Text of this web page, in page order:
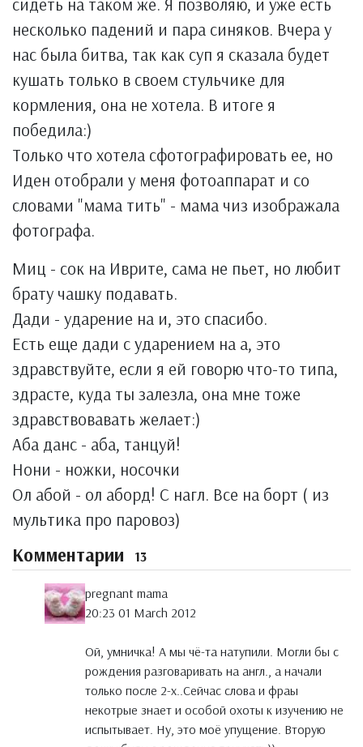
несколько падений и пара синяков. Вчера у
нас была битва, так как суп я сказала будет
кушать только в своем стульчике для
кормления, она не хотела. В итоге я
победила:)
Только что хотела сфотографировать ее, но
Иден отобрали у меня фотоаппарат и со
словами "мама тить" - мама чиз изображала
фотографа.
Миц - сок на Иврите, сама не пьет, но любит
брату чашку подавать.
Дади - ударение на и, это спасибо.
Есть еще дади с ударением на а, это
здравствуйте, если я ей говорю что-то типа,
здрасте, куда ты залезла, она мне тоже
здравствовавать желает:)
Аба данс - аба, танцуй!
Нони - ножки, носочки
Ол абой - ол аборд! С нагл. Все на борт ( из
мультика про паровоз)
Комментарии 13
pregnant mama
20:23 01 March 2012
Ой, умничка! А мы чё-та натупили. Могли бы с
рождения разговаривать на англ., а начали
только после 2-х..Сейчас слова и фраы
некотрые знает и особой охоты к изучению не
испытывает. Ну, это моё упущение. Вторую